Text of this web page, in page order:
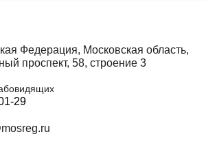
Федерация, Московская область,
проспект, 58, строение 3
29